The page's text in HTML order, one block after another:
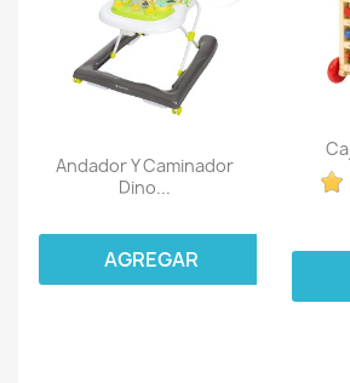
Andador Y Caminador
Dino...
AGREGAR